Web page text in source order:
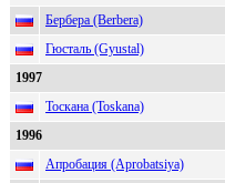
Бербера (Berbera)
Гюсталь (Gyustal)
1997
Тоскана (Toskana)
1996
Апробация (Aprobatsiya)